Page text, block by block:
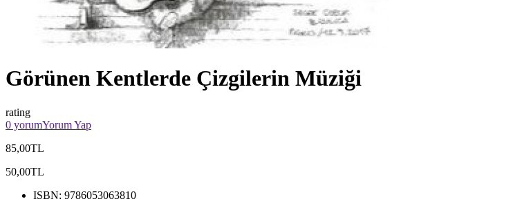
Görünen Kentlerde Çizgilerin Müziği
rating
0 yorumYorum Yap
85,00TL
50,00TL
ISBN: 9786053063810